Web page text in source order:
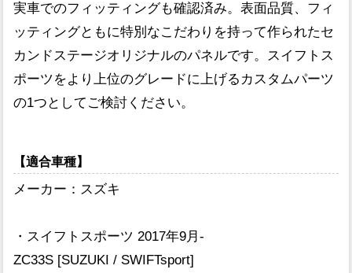
実車でのフィッティングも確認済み。表面品質、フィ
ッティングともに特別なこだわりを持って作られたセ
カンドステージオリジナルのパネルです。スイフトス
ポーツをより上位のグレードに上げるカスタムパーツ
の1つとしてご検討ください。
【適合車種】
メーカー：スズキ
・スイフトスポーツ 2017年9月-
ZC33S [SUZUKI / SWIFTsport]